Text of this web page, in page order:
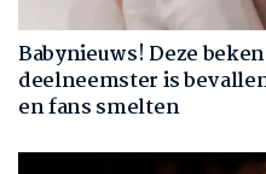
Babynieuws! Deze
deelneemster is
en fans smelten